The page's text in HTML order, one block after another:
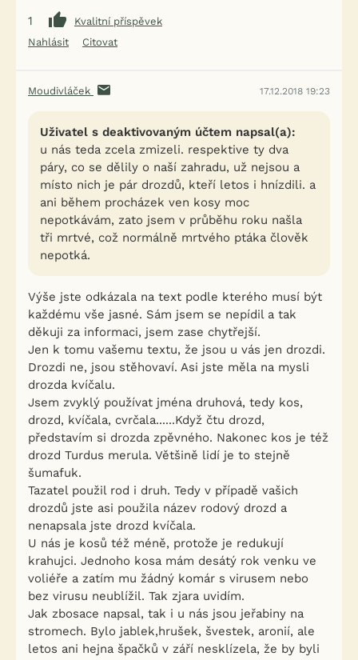
1
Kvalitní příspěvek
Nahlásit
Citovat
Moudivláček 17.12.2018 19:23
Uživatel s deaktivovaným účtem napsal(a):
u nás teda zcela zmizeli. respektive ty dva
páry, co se dělily o naší zahradu, už nejsou a
místo nich je pár drozdů, kteří letos i hnízdili. a
ani během procházek ven kosy moc
nepotkávám, zato jsem v průběhu roku našla
tři mrtvé, což normálně mrtvého ptáka člověk
nepotká.
Výše jste odkázala na text podle kterého musí být
každému vše jasné. Sám jsem se nepídil a tak
děkuji za informaci, jsem zase chytřejší.
Jen k tomu vašemu textu, že jsou u vás jen drozdi.
Drozdi ne, jsou stěhovaví. Asi jste měla na mysli
drozda kvíčalu.
Jsem zvyklý používat jména druhová, tedy kos,
drozd, kvíčala, cvrčala......Když čtu drozd,
představím si drozda zpěvného. Nakonec kos je též
drozd Turdus merula. Většině lidí je to stejně
šumafuk.
Tazatel použil rod i druh. Tedy v případě vašich
drozdů jste asi použila název rodový drozd a
nenapsala jste drozd kvíčala.
U nás je kosů též méně, protože je redukují
krahujci. Jednoho kosa mám desátý rok venku ve
voliéře a zatím mu žádný komár s virusem nebo
bez virusu neublížil. Tak zjara uvidím.
Jak zbosace napsal, tak i u nás jsou jeřabiny na
stromech. Bylo jablek,hrušek, švestek, aronií, ale
letos ani hejna špačků v září nesklízela, že by byli